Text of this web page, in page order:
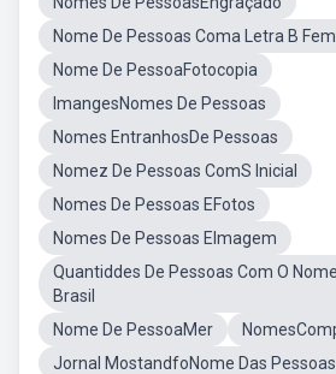
Nome De Pessoas Coma Letra B
Nome De PessoaFotocopia
ImangesNomes De Pessoas
Nomes EntranhosDe Pessoas
Nomez De Pessoas ComS Inicial
Nomes De Pessoas EFotos
Nomes De Pessoas EImagem
Quantiddes De Pessoas Com O
Brasil
Nome De PessoaMer
Jornal MostandfoNome Das Pessoas